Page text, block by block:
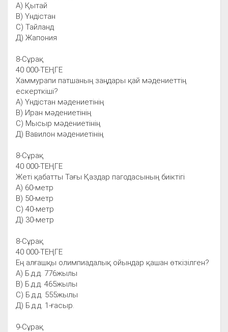
А) Қытай
В) Үндістан
С) Тайланд
Д) Жапония
8-Cұрақ
40 000-ТЕҢГЕ
Хаммурапи патшаның заңдары қай мәдениеттің
ескерткіші?
А) Үндістан мәдениетінің
В) Иран мәдениетінің
С) Мысыр мәдениетінің
Д) Вавилон мәдениетінің
8-Cұрақ
40 000-ТЕҢГЕ
Жеті қабатты Тағы Қаздар пагодасының биіктігі
А) 60-метр
В) 50-метр
С) 40-метр
Д) 30-метр
8-Cұрақ
40 000-ТЕҢГЕ
Ең алғашқы олимпиадалық ойындар қашан өткізілген?
А) Б.д.д. 776жылы
В) Б.д.д. 465жылы
С) Б.д.д. 555жылы
Д) Б.д.д. 1-ғасыр.
9-Сұрақ